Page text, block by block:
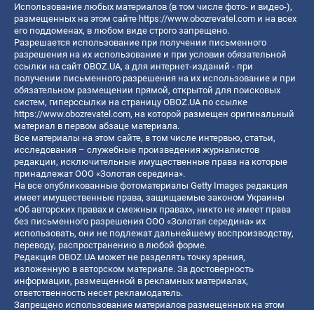
Использование любых материалов (в том числе фото- и видео-),
размещенных на этом сайте https://www.obozrevatel.com и на всех
его поддоменах, в любом виде строго запрещено.
Разрешается использование при получении письменного
разрешения на их использование и при условии обязательной
ссылки на сайт OBOZ.UA, а для интернет-изданий - при
получении письменного разрешения на их использование и при
обязательном размещении прямой, открытой для поисковых
систем, гиперссылки на страницу OBOZ.UA по ссылке
https://www.obozrevatel.com, на которой размещен оригинальный
материал в первом абзаце материала.
Все материалы на этом сайте, в том числе интервью, статьи,
исследования – служебные произведения журналистов
редакции, исключительные имущественные права на которые
принадлежат ООО «Золотая середина».
На все опубликованные фотоматериалы Getty Images редакция
имеет имущественные права, защищаемые законом Украины
«Об авторских правах и смежных правах», никто не имеет права
без письменного разрешения ООО «Золотая середина» их
использовать, они не подлежат дальнейшему воспроизводству,
переводу, распространению в любой форме.
Редакция OBOZ.UA может не разделять точку зрения,
изложенную в авторском материале. За достоверность
информации, размещенной в рекламных материалах,
ответственность несет рекламодатель.
Запрещено использование материалов размещенных на этом